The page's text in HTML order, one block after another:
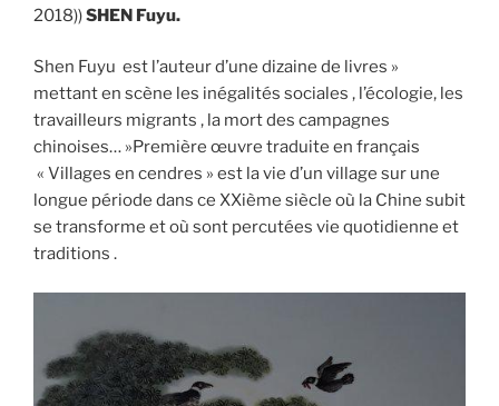
2018))SHEN Fuyu.
Shen Fuyu est l’auteur d’une dizaine de livres »
mettant en scène les inégalités sociales , l’écologie, les
travailleurs migrants , la mort des campagnes
chinoises… »Première œuvre traduite en français
« Villages en cendres » est la vie d’un village sur une
longue période dans ce XXième siècle où la Chine subit
se transforme et où sont percutées vie quotidienne et
traditions .